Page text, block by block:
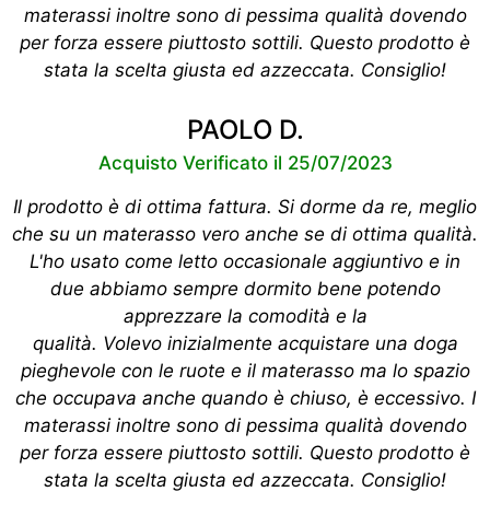
materassi inoltre sono di pessima qualità dovendo
per forza essere piuttosto sottili. Questo prodotto è
stata la scelta giusta ed azzeccata. Consiglio!
PAOLO D.
Acquisto Verificato il 25/07/2023
Il prodotto è di ottima fattura. Si dorme da re, meglio
che su un materasso vero anche se di ottima qualità.
L'ho usato come letto occasionale aggiuntivo e in
due abbiamo sempre dormito bene potendo
apprezzare la comodità e la
qualità. Volevo inizialmente acquistare una doga
pieghevole con le ruote e il materasso ma lo spazio
che occupava anche quando è chiuso, è eccessivo. I
materassi inoltre sono di pessima qualità dovendo
per forza essere piuttosto sottili. Questo prodotto è
stata la scelta giusta ed azzeccata. Consiglio!